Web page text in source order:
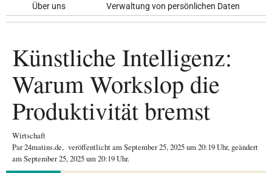
Über uns Verwaltung von persönlichen Daten
Künstliche Intelligenz:
Warum Workslop die
Produktivität bremst
Wirtschaft
Par24matins.de, veröffentlicht amSeptember 25, 2025um 20:19 Uhr, geändert
am September 25, 2025 um 20:19 Uhr.